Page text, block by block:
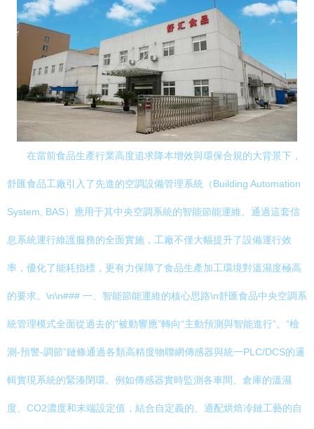
在當前食品生產行業高度追求降本增效與環保合規的大背景下，
舒匯食品工廠引入了先進的空調設備管理系統（Building Automation
System, BAS）應用于其中央空調系統的智能節能運維。通過這套信
息系統運行維護服務的全面實施，工廠不僅大幅提升了設備運行效
率，優化了能耗指標，更有力保障了食品生產加工環境對溫濕度極高
的要求。\n\n### 一、智能節能運維的核心思路\n舒匯食品中央空調系
統管理模式全面從過去的“被動響應”轉向“主動預測與智能進行”。“檢
測-預警-調節”鏈條通過各類高精度物聯網傳感器與統一PLC/DCS的邏
輯實現系統的緊湊閉環。例如傳感器實時監測各車間、倉庫的溫濕
度、CO2濃度和末端設定值，結合自定義的、適配烘焙冷鏈工藝的自